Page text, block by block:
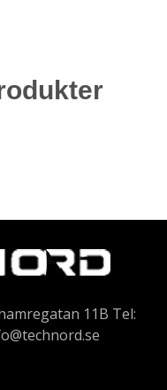
11B Tel: